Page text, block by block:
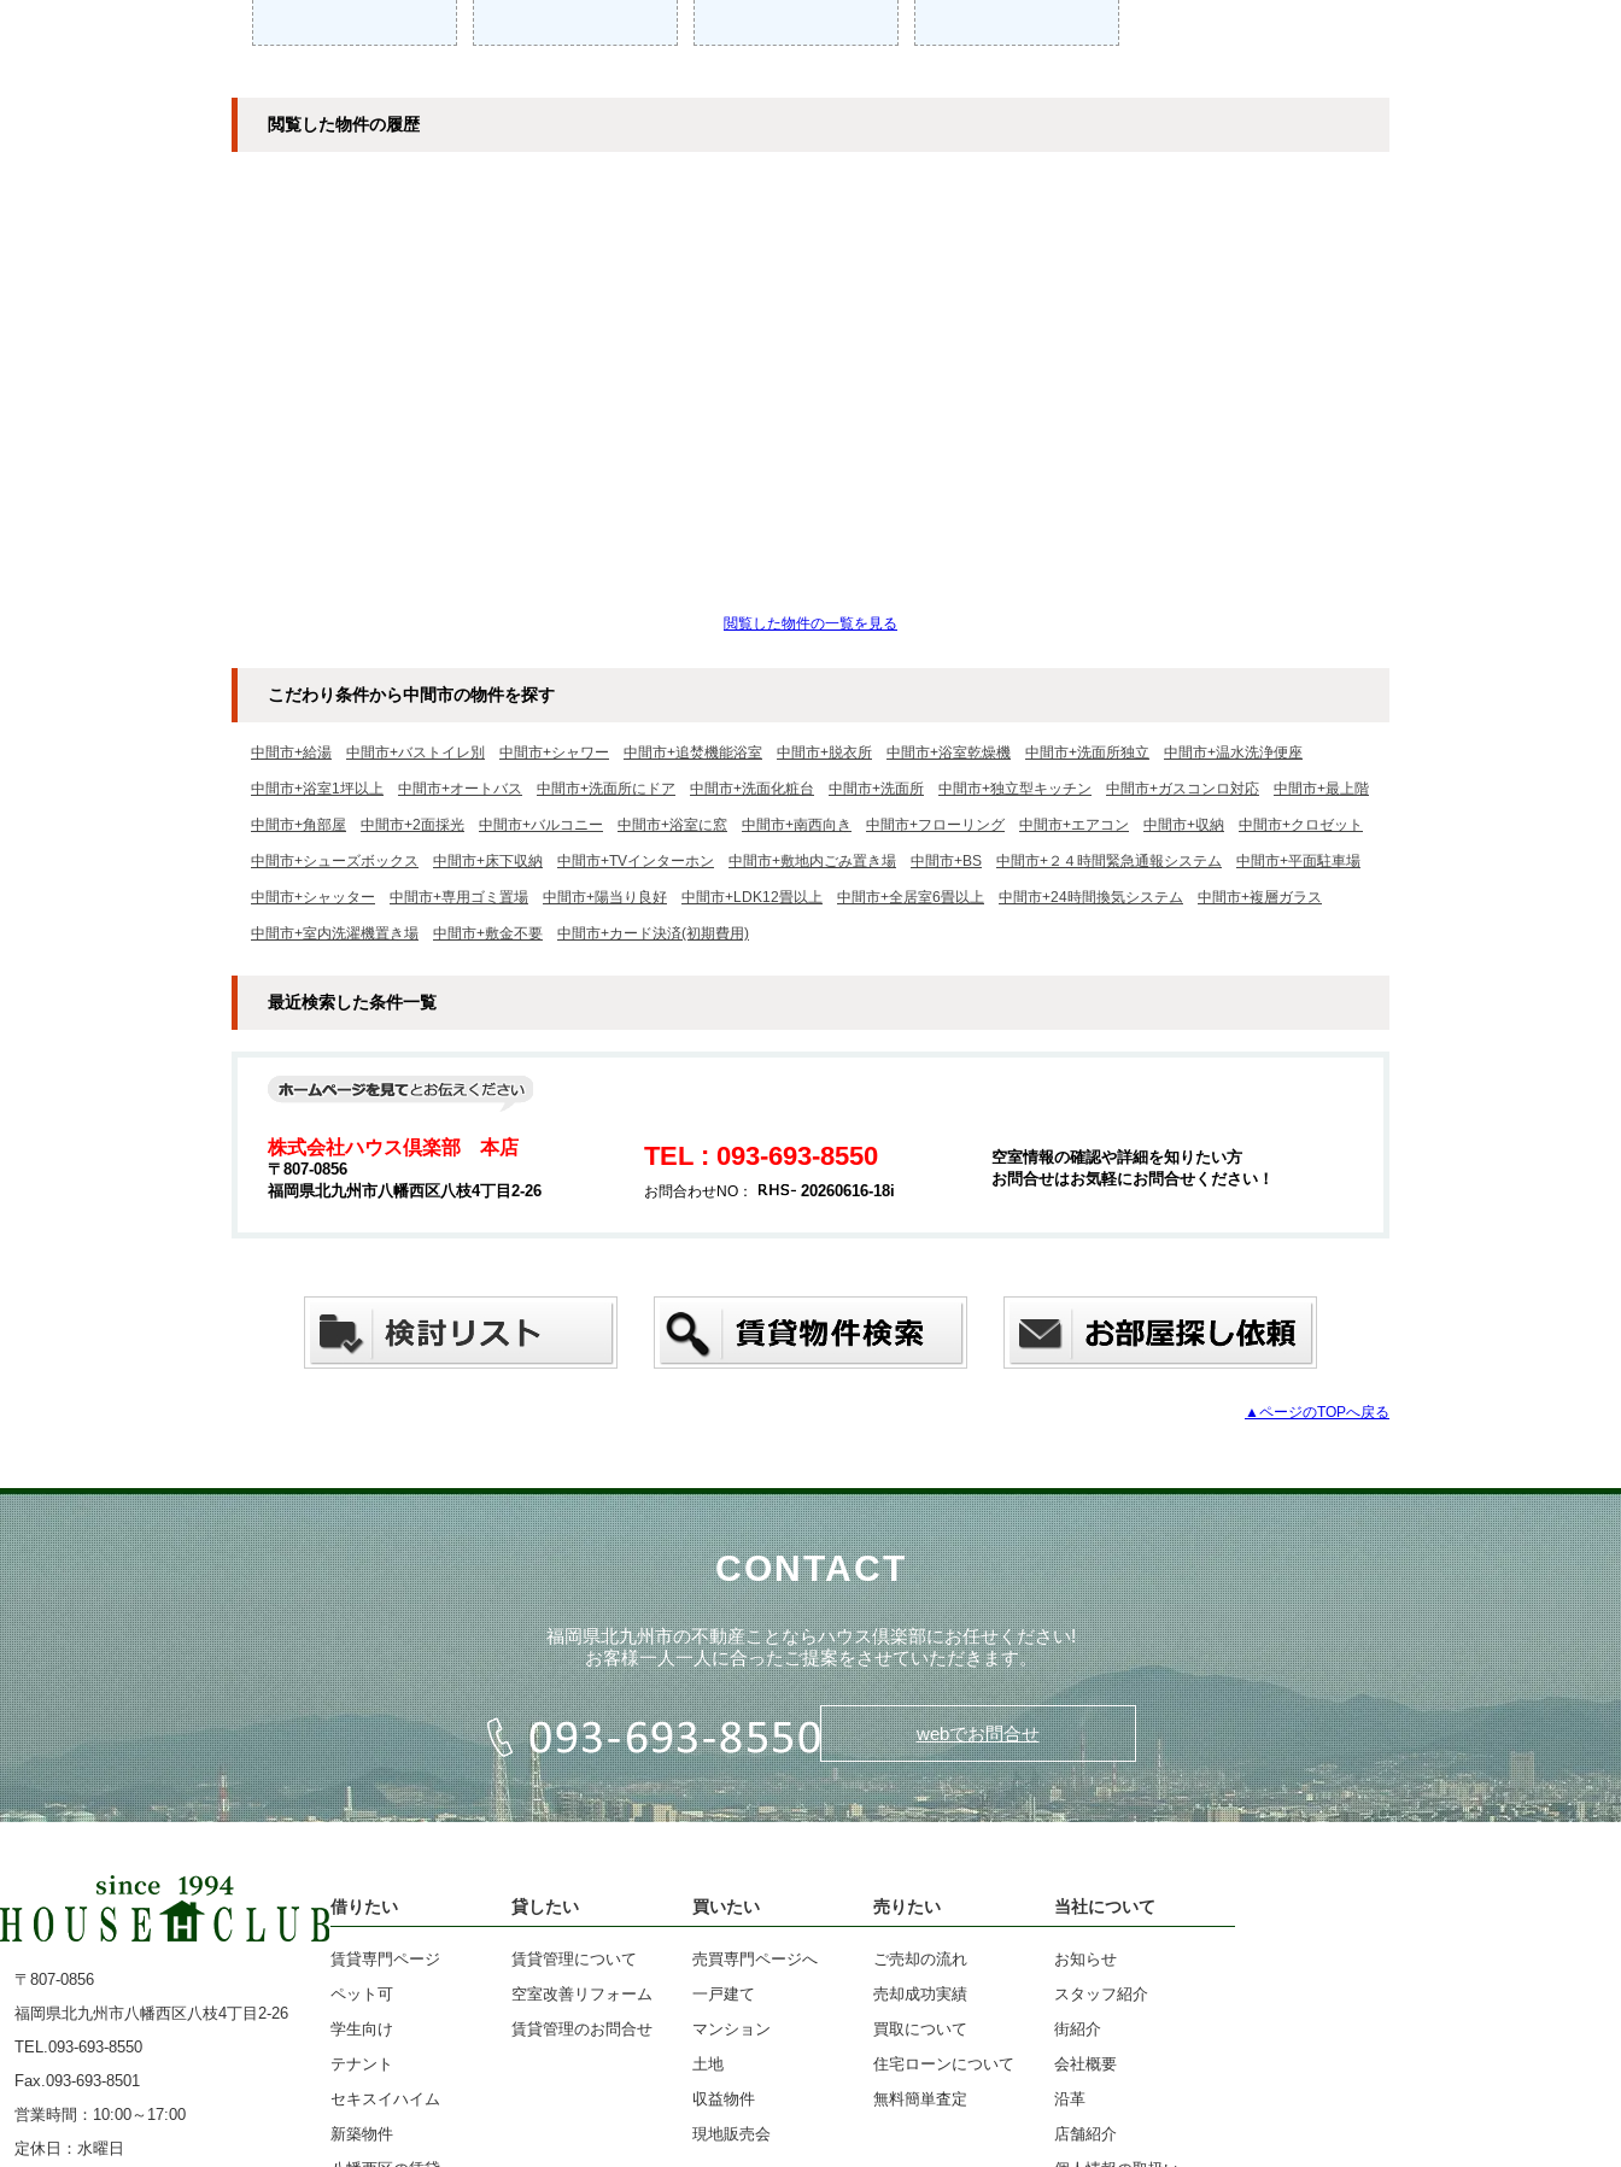
閲覧した物件の履歴
閲覧した物件の一覧を見る
こだわり条件から中間市の物件を探す
中間市+給湯 中間市+バストイレ別 中間市+シャワー 中間市+追焚機能浴室 中間市+脱衣所 中間市+浴室乾燥機 中間市+洗面所独立 中間市+温水洗浄便座
中間市+浴室1坪以上 中間市+オートバス 中間市+洗面所にドア 中間市+洗面化粧台 中間市+洗面所 中間市+独立型キッチン 中間市+ガスコンロ対応 中間市+最上階
中間市+角部屋 中間市+2面採光 中間市+バルコニー 中間市+浴室に窓 中間市+南西向き 中間市+フローリング 中間市+エアコン 中間市+収納 中間市+クロゼット
中間市+シューズボックス 中間市+床下収納 中間市+TVインターホン 中間市+敷地内ごみ置き場 中間市+BS 中間市+２４時間緊急通報システム 中間市+平面駐車場
中間市+シャッター 中間市+専用ゴミ置場 中間市+陽当り良好 中間市+LDK12畳以上 中間市+全居室6畳以上 中間市+24時間換気システム 中間市+複層ガラス
中間市+室内洗濯機置き場 中間市+敷金不要 中間市+カード決済(初期費用)
最近検索した条件一覧
株式会社ハウス倶楽部 本店
〒807-0856
福岡県北九州市八幡西区八枝4丁目2-26
TEL : 093-693-8550
お問合わせNO： 20260616-18i
空室情報の確認や詳細を知りたい方
お問合せはお気軽にお問合せください！
▲ページのTOPへ戻る
CONTACT
福岡県北九州市の不動産ことならハウス倶楽部にお任せください!
お客様一人一人に合ったご提案をさせていただきます。
webでお問合せ
〒807-0856
福岡県北九州市八幡西区八枝4丁目2-26
TEL.093-693-8550
Fax.093-693-8501
営業時間：10:00～17:00
定休日：水曜日
借りたい
賃貸専門ページ
ペット可
学生向け
テナント
セキスイハイム
新築物件
貸したい
賃貸管理について
空室改善リフォーム
賃貸管理のお問合せ
買いたい
売買専門ページへ
一戸建て
マンション
土地
収益物件
現地販売会
売りたい
ご売却の流れ
売却成功実績
買取について
住宅ローンについて
無料簡単査定
当社について
お知らせ
スタッフ紹介
街紹介
会社概要
沿革
店舗紹介